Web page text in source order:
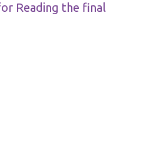
Reading the final